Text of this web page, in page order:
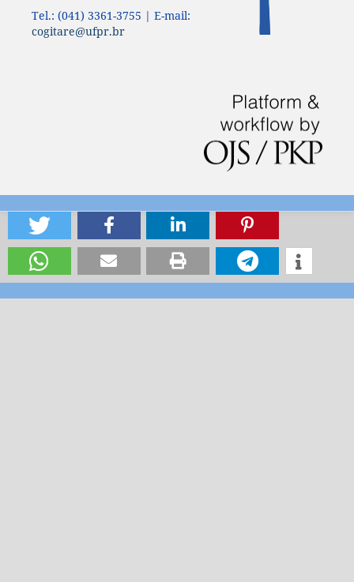
Tel.: (041) 3361-3755 | E-mail:
cogitare@ufpr.br